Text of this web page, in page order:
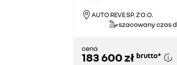
AUTO REVE SP. Z O.O.
szacowany czas
cena
183 600 zł brutto*